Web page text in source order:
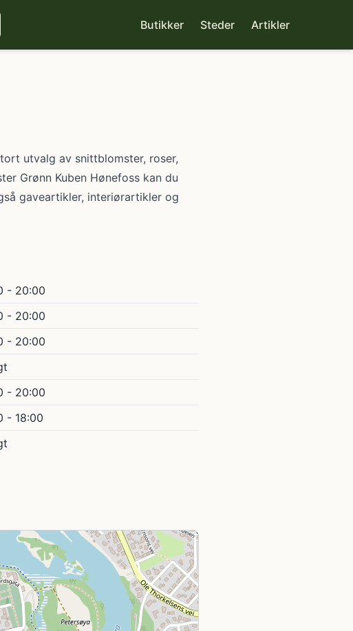
Butikker Steder Artikler
utvalg av snittblomster, roser,
Grønn Kuben Hønefoss kan du
gaveartikler, interiørartikler og
- 20:00
- 20:00
- 20:00
- 20:00
- 18:00